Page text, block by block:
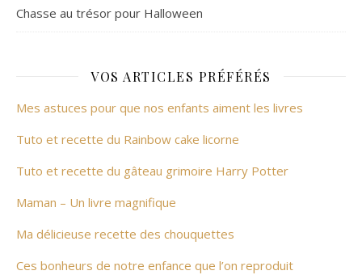
Chasse au trésor pour Halloween
VOS ARTICLES PRÉFÉRÉS
Mes astuces pour que nos enfants aiment les livres
Tuto et recette du Rainbow cake licorne
Tuto et recette du gâteau grimoire Harry Potter
Maman – Un livre magnifique
Ma délicieuse recette des chouquettes
Ces bonheurs de notre enfance que l’on reproduit